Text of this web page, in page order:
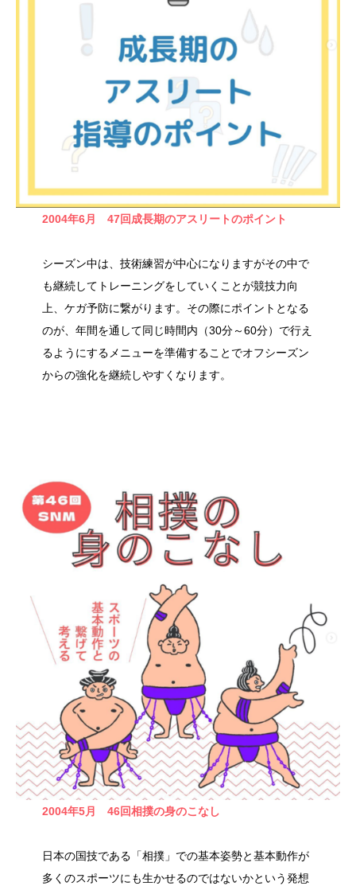
2004年6月 47回成長期のアスリートのポイント
シーズン中は、技術練習が中心になりますがその中で
も継続してトレーニングをしていくことが競技力向
上、ケガ予防に繋がります。その際にポイントとなる
のが、年間を通して同じ時間内（30分～60分）で行え
るようにするメニューを準備することでオフシーズン
からの強化を継続しやすくなります。
2004年5月 46回相撲の身のこなし
日本の国技である「相撲」での基本姿勢と基本動作が
多くのスポーツにも生かせるのではないかという発想